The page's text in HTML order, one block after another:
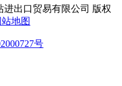
进出口贸易有限公司 版权
站地图
号